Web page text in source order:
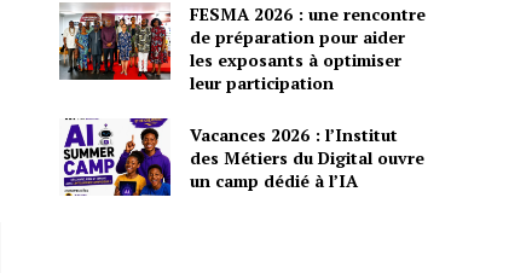
FESMA 2026 : une rencontre
de préparation pour aider
les exposants à optimiser
leur participation
Vacances 2026 : l’Institut
des Métiers du Digital ouvre
un camp dédié à l’IA